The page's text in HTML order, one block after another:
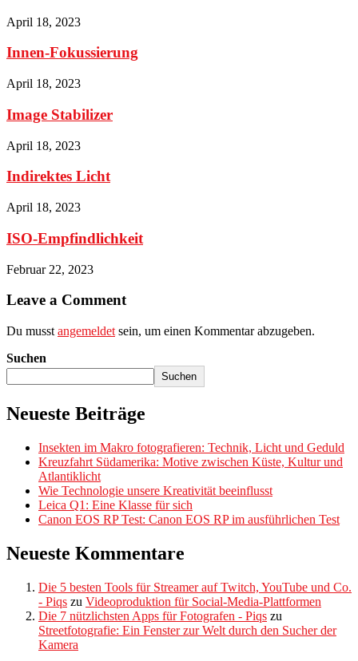
April 18, 2023
Innen-Fokussierung
April 18, 2023
Image Stabilizer
April 18, 2023
Indirektes Licht
April 18, 2023
ISO-Empfindlichkeit
Februar 22, 2023
Leave a Comment
Du musst angemeldet sein, um einen Kommentar abzugeben.
Suchen
Suchen
Neueste Beiträge
Insekten im Makro fotografieren: Technik, Licht und Geduld
Kreuzfahrt Südamerika: Motive zwischen Küste, Kultur und
Atlantiklicht
Wie Technologie unsere Kreativität beeinflusst
Leica Q1: Eine Klasse für sich
Canon EOS RP Test: Canon EOS RP im ausführlichen Test
Neueste Kommentare
Die 5 besten Tools für Streamer auf Twitch, YouTube und Co.
- Piqs zu Videoproduktion für Social-Media-Plattformen
Die 7 nützlichsten Apps für Fotografen - Piqs zu
Streetfotografie: Ein Fenster zur Welt durch den Sucher der
Kamera